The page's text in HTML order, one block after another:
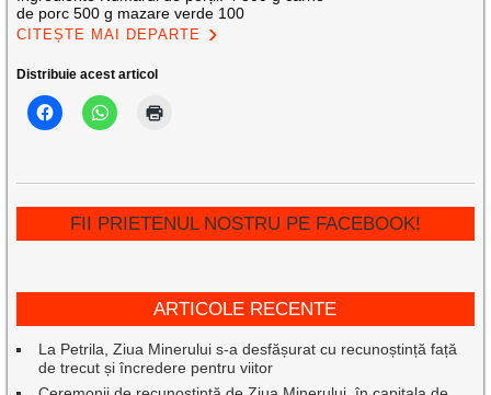
de porc 500 g mazare verde 100
CITEȘTE MAI DEPARTE
Distribuie acest articol
FII PRIETENUL NOSTRU PE FACEBOOK!
ARTICOLE RECENTE
La Petrila, Ziua Minerului s-a desfășurat cu recunoștință față
de trecut și încredere pentru viitor